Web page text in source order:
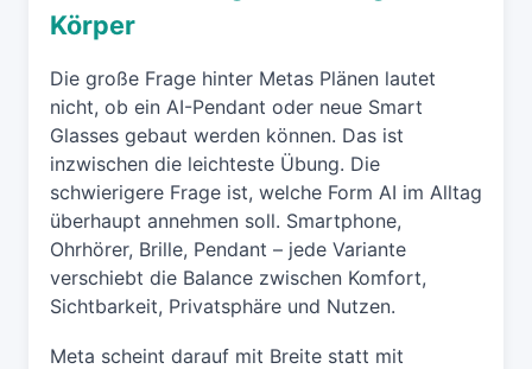
Körper
Die große Frage hinter Metas Plänen lautet
nicht, ob ein AI-Pendant oder neue Smart
Glasses gebaut werden können. Das ist
inzwischen die leichteste Übung. Die
schwierigere Frage ist, welche Form AI im Alltag
überhaupt annehmen soll. Smartphone,
Ohrhörer, Brille, Pendant – jede Variante
verschiebt die Balance zwischen Komfort,
Sichtbarkeit, Privatsphäre und Nutzen.
Meta scheint darauf mit Breite statt mit